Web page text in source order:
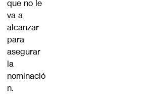
que no le
va a
alcanzar
para
asegurar
la
nominació
n.